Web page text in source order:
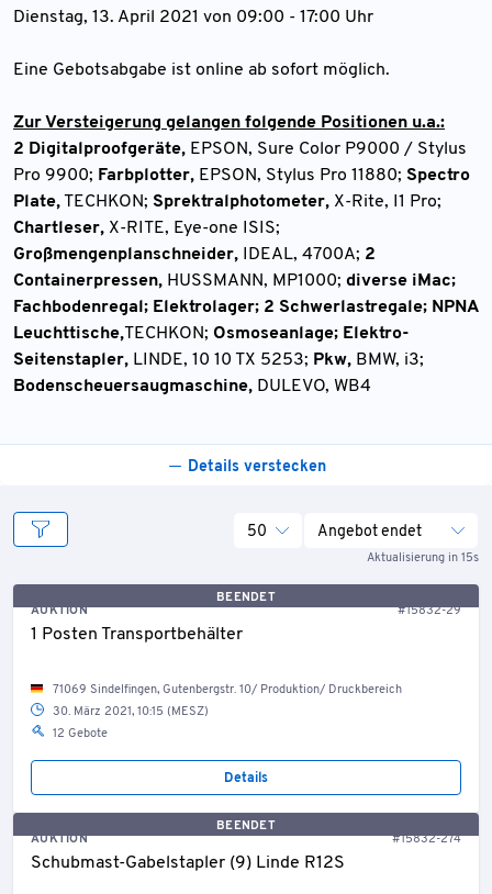
Dienstag, 13. April 2021 von 09:00 - 17:00 Uhr
Eine Gebotsabgabe ist online ab sofort möglich.
Zur Versteigerung gelangen folgende Positionen u.a.:
2 Digitalproofgeräte, EPSON, Sure Color P9000 / Stylus
Pro 9900; Farbplotter, EPSON, Stylus Pro 11880; Spectro
Plate,TECHKON; Sprektralphotometer, X-Rite, I1 Pro;
Chartleser, X-RITE, Eye-one ISIS;
Großmengenplanschneider, IDEAL, 4700A; 2
Containerpressen, HUSSMANN, MP1000; diverse iMac;
Fachbodenregal; Elektrolager; 2 Schwerlastregale; NPNA
Leuchttische,TECHKON; Osmoseanlage; Elektro-
Seitenstapler, LINDE, 10 10 TX 5253; Pkw, BMW, i3;
Bodenscheuersaugmaschine, DULEVO, WB4
Details verstecken
Aktualisierung in 15s
50 Angebot endet
BEENDET
AUKTION
#15832-29
1 Posten Transportbehälter
71069 Sindelfingen, Gutenbergstr. 10/ Produktion/ Druckbereich
30. März 2021, 10:15 (MESZ)
12 Gebote
Details
BEENDET
AUKTION
#15832-274
Schubmast-Gabelstapler (9) Linde R12S